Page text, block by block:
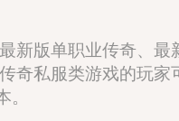
新版单职业传奇、最
奇私服类游戏的玩家